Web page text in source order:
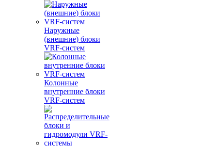
Наружные
(внешние) блоки
VRF-систем
Колонные
внутренние блоки
VRF-систем